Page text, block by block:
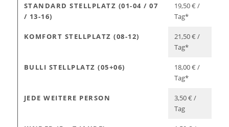
STANDARD STELLPLATZ (01-04 / 07
/ 13-16)
19,50 € /
Tag*
KOMFORT STELLPLATZ (08-12)
21,50 € /
Tag*
BULLI STELLPLATZ (05+06)
18,00 € /
Tag*
JEDE WEITERE PERSON
3,50 € /
Tag